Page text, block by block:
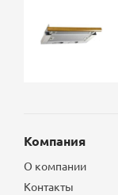
Компания
О компании
Контакты